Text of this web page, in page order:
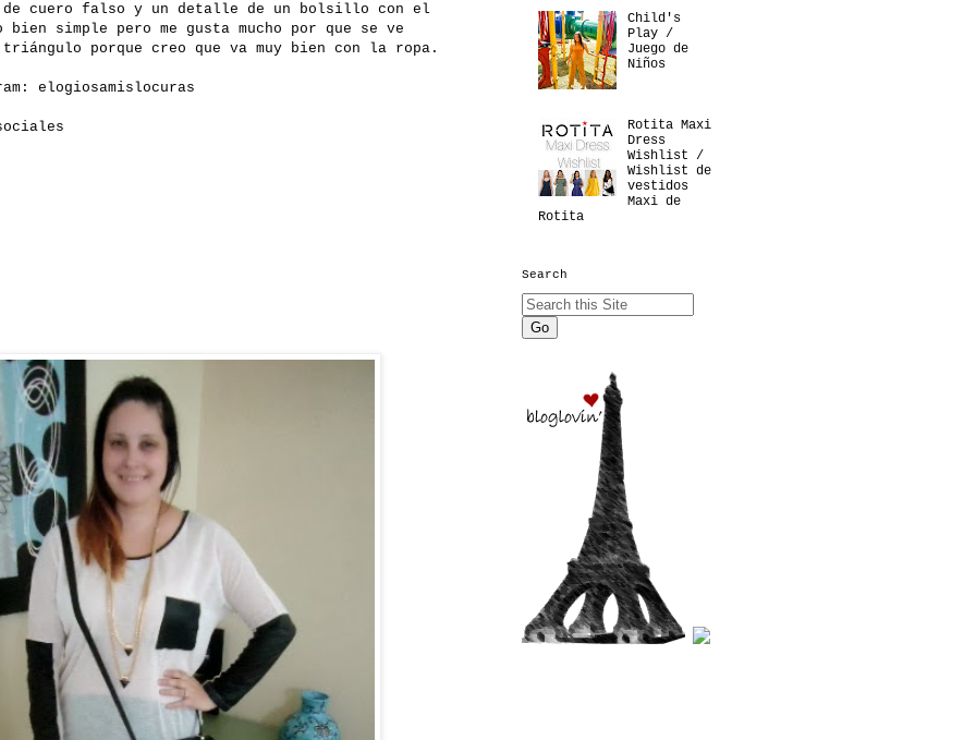
de cuero falso y un detalle de un bolsillo con el
bien simple pero me gusta mucho por que se ve
porque creo que va muy bien con la ropa.
elogiosamislocuras
Child's
Play /
Juego de
Niños
Rotita Maxi
Dress
Wishlist /
Wishlist de
vestidos
Maxi de
Rotita
Search